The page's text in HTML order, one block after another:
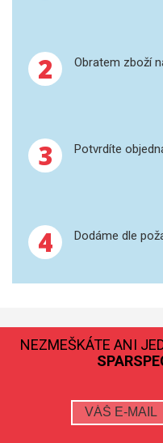
PŘÍPRAVA
TLAKOVÉ
TAVENÍ
LISOVÁNÍ
SPEX MLETÍ
GRAFITOVÉ
MS/SPM
2 Obratem zboží
3 Potvrdíte
4 Dodáme dle
NEZMEŠKÁTE ANI